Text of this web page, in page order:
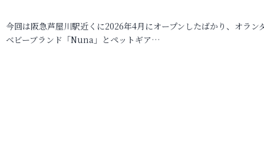
今回は阪急芦屋川駅近くに2026年4月にオープンしたばかり、オラン
ベビーブランド「Nuna」とペットギア…